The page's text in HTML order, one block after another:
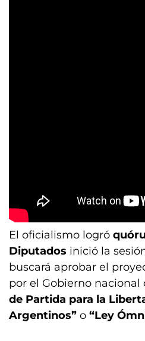
El oficialismo logró
Diputados inició la
buscará aprobar el
por el Gobierno nacional
de Partida para la
Argentinos” o “Ley